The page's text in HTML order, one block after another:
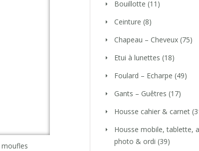
Bouillotte (11)
Ceinture (8)
Chapeau – Cheveux (75)
Etui à lunettes (18)
Foulard – Echarpe (49)
Gants – Guêtres (17)
Housse cahier & carnet
Housse mobile, tablette,
photo & ordi (39)